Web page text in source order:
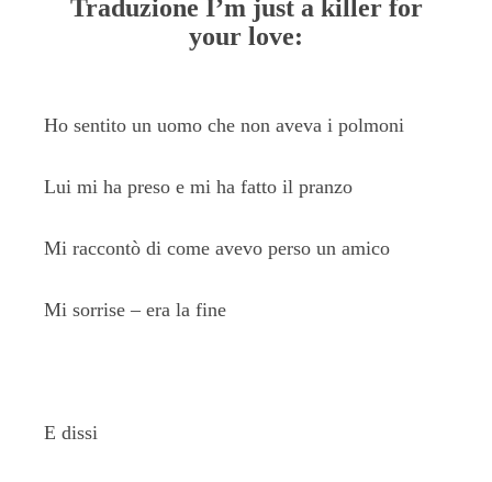
Traduzione I’m just a killer for
your love:
Ho sentito un uomo che non aveva i polmoni
Lui mi ha preso e mi ha fatto il pranzo
Mi raccontò di come avevo perso un amico
Mi sorrise – era la fine
E dissi